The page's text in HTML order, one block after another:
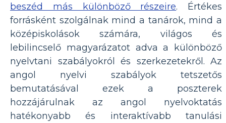
beszéd más különböző részeire. Értékes
forrásként szolgálnak mind a tanárok, mind a
középiskolások számára, világos és
lebilincselő magyarázatot adva a különböző
nyelvtani szabályokról és szerkezetekről. Az
angol nyelvi szabályok tetszetős
bemutatásával ezek a poszterek
hozzájárulnak az angol nyelvoktatás
hatékonyabb és interaktívabb tanulási